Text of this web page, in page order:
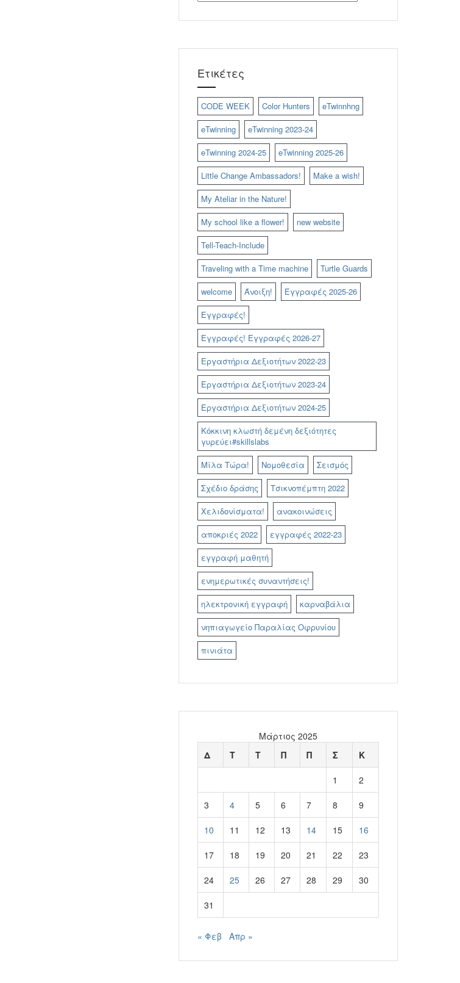
Ετικέτες
CODE WEEK Color Hunters
eTwinnhng
eTwinning
eTwinning 2023-24
eTwinning 2024-25
eTwinning 2025-26
Little Change Ambassadors!
Make a wish!
My Ateliar in the Nature!
My school like a flower!
new website
Tell-Teach-Include
Traveling with a Time machine
Turtle Guards
welcome
Άνοιξη!
Έγγραφές 2025-26
Εγγραφές!
Εγγραφές! Εγγραφές 2026-27
Εργαστήρια Δεξιοτήτων 2022-23
Εργαστήρια Δεξιοτήτων 2023-24
Εργαστήρια Δεξιοτήτων 2024-25
Κόκκινη κλωστή δεμένη δεξιότητες
γυρεύει#skillslabs
Μίλα Τώρα!
Νομοθεσία
Σεισμός
Σχέδιο δράσης
Τσικνοπέμπτη 2022
Χελιδονίσματα!
ανακοινώσεις
αποκριές 2022
εγγραφές 2022-23
εγγραφή μαθητή
ενημερωτικές συναντήσεις!
ηλεκτρονική εγγραφή
καρναβάλια
νηπιαγωγείο Παραλίας Οφρυνίου
πινιάτα
Μάρτιος 2025
Δ
Τ Τ Π Π Σ Κ
1 2
3 4 5 6 7 8 9
10 11 12 13 14 15 16
17 18 19 20 21 22 23
24 25 26 27 28 29 30
31
« Φεβ Απρ »